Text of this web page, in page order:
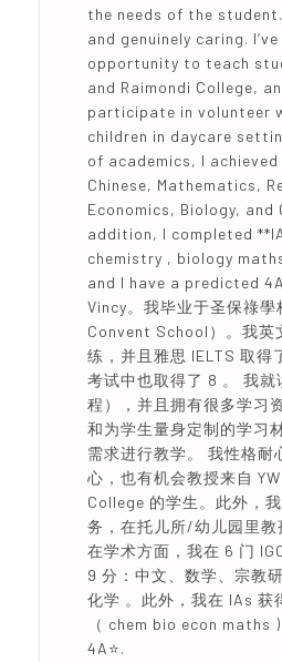
the needs of the
and genuinely caring.
opportunity to teach
and Raimondi College,
participate in volunteer
children in daycare
of academics, I achieved
Chinese, Mathematics,
Economics, Biology, and
addition, I completed
chemistry , biology
and I have a predicted
Vincy。我毕业于圣保祿學
Convent School）。我英
练，并且雅思 IELTS 取得
考试中也取得了 8 。 我
程），并且拥有很多学习
和为学生量身定制的学习
需求进行教学。 我性格耐
心，也有机会教授来自
College 的学生。此外，
务，在托儿所/幼儿园里
在学术方面，我在 6 门
9 分：中文、数学、宗教
化学 。此外，我在 IAs 获
（ chem bio econ maths
4A⭐️.